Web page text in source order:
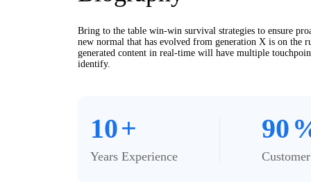
Bring to the table win-win survival strategies to ensure
new normal that has evolved from generation X is on the
generated content in real-time will have multiple
identify.
10+
Years Experience
90